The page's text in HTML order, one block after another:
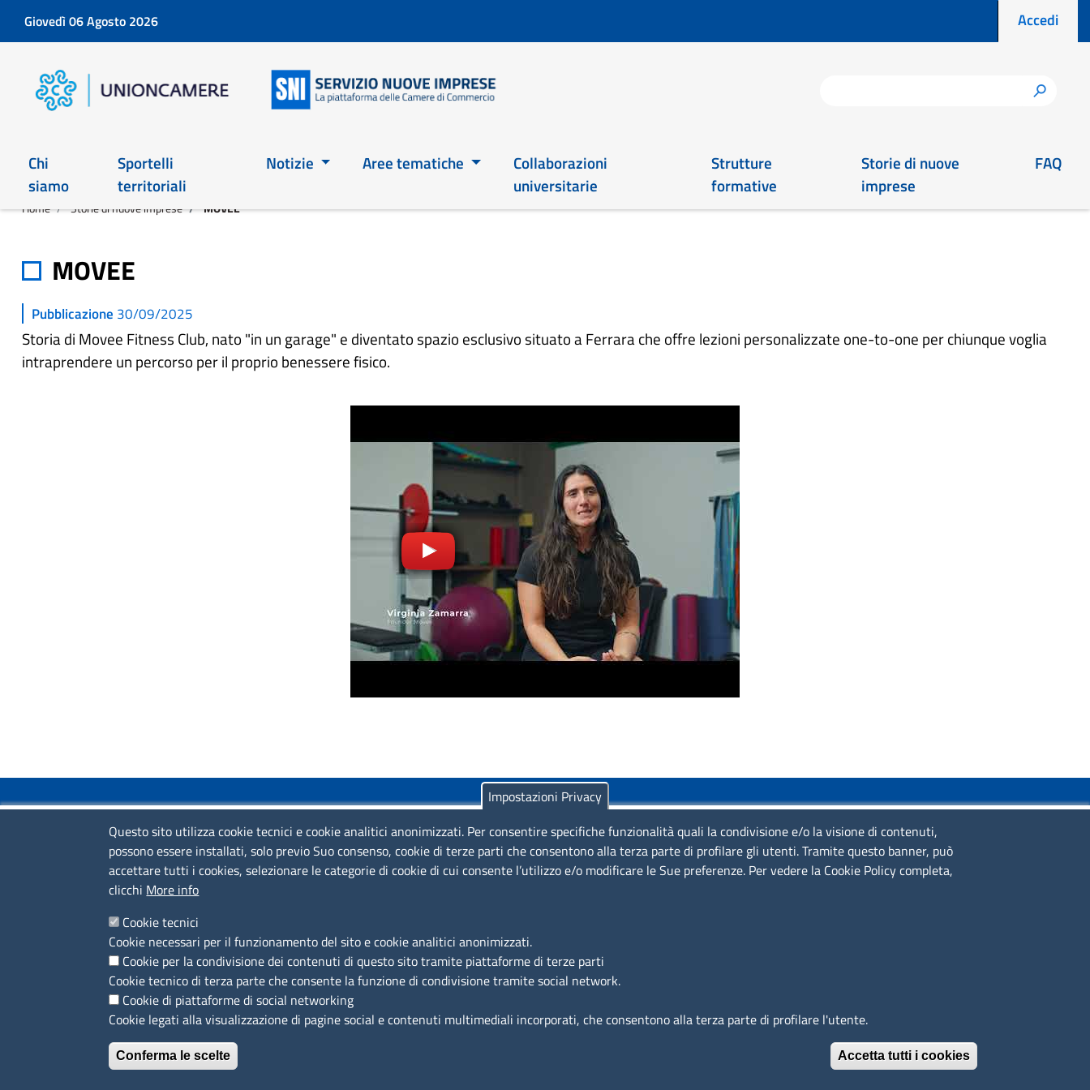
Giovedì 06 Agosto 2026 Menu
Accedi
h
Main 2026
Chi
siamo
Sportelli
territoriali
Notizie Aree tematiche
Collaborazioni
universitarie
Strutture
formative
Storie di nuove
imprese
FAQ
Home Storie di nuove imprese MOVEE
MOVEE
Pubblicazione 30/09/2025
Storia di Movee Fitness Club, nato "in un garage" e diventato spazio esclusivo situato a Ferrara che offre lezioni personalizzate one-to-one per chiunque voglia
intraprendere un percorso per il proprio benessere fisico.
COLLEGAMENTI VELOCI
Colloqui di primo orientamento
Colloqui specialistici
Sportelli territoriali
Piazza Sallustio, 21 - 00187 Roma
C.F.: 01484460587
P.Iva: 01000211001
SERVIZIO REALIZZATO DA
MENÙ PRIVACYPrivacy e cookie policy Accesso riservato © 2023 SNI Servizio Nuove Imprese
Impostazioni Privacy
Questo sito utilizza cookie tecnici e cookie analitici anonimizzati. Per consentire specifiche funzionalità quali la condivisione e/o la visione di contenuti,
possono essere installati, solo previo Suo consenso, cookie di terze parti che consentono alla terza parte di profilare gli utenti. Tramite questo banner, può
accettare tutti i cookies, selezionare le categorie di cookie di cui consente l’utilizzo e/o modificare le Sue preferenze. Per vedere la Cookie Policy completa,
clicchi More info
Cookie tecnici
Cookie necessari per il funzionamento del sito e cookie analitici anonimizzati.
Cookie per la condivisione dei contenuti di questo sito tramite piattaforme di terze parti
Cookie tecnico di terza parte che consente la funzione di condivisione tramite social network.
Cookie di piattaforme di social networking
Cookie legati alla visualizzazione di pagine social e contenuti multimediali incorporati, che consentono alla terza parte di profilare l'utente.
Conferma le scelte Accetta tutti i cookies